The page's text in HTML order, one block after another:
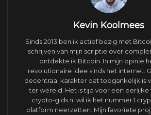
Kevin Koolmees
Sinds 2013 ben ik actief bezig met
schrijven van mijn scriptie over
ontdekte ik Bitcoin. In mijn opinie
revolutionaire idee sinds het internet.
decentraal karakter dat toegankelijk is
ter wereld. Het is tijd voor een
crypto-gids.nl wil ik het nummer 1
platform neerzetten. Mijn favoriete